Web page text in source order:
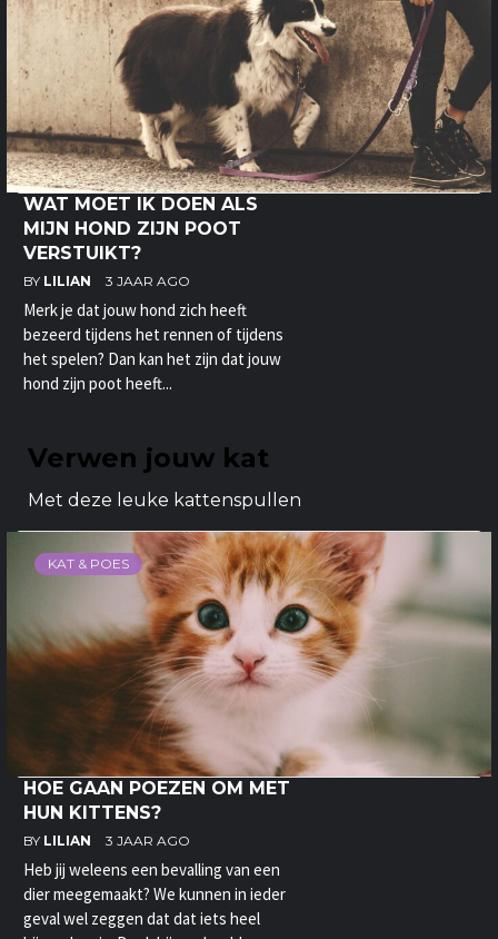
WAT MOET IK DOEN ALS
MIJN HOND ZIJN POOT
VERSTUIKT?
BY LILIAN 3 JAAR AGO
Merk je dat jouw hond zich heeft
bezeerd tijdens het rennen of tijdens
het spelen? Dan kan het zijn dat jouw
hond zijn poot heeft...
Verwen jouw kat
Met deze leuke kattenspullen
KAT & POES
HOE GAAN POEZEN OM MET
HUN KITTENS?
BY LILIAN 3 JAAR AGO
Heb jij weleens een bevalling van een
dier meegemaakt? We kunnen in ieder
geval wel zeggen dat dat iets heel